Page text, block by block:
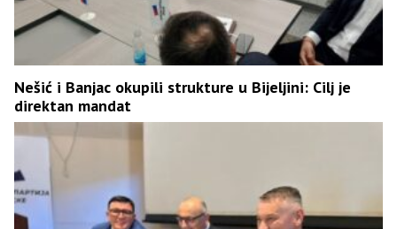
Nešić i Banjac okupili strukture u Bijeljini: Cilj je
direktan mandat